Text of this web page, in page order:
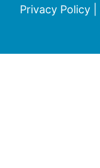
Privacy Policy|